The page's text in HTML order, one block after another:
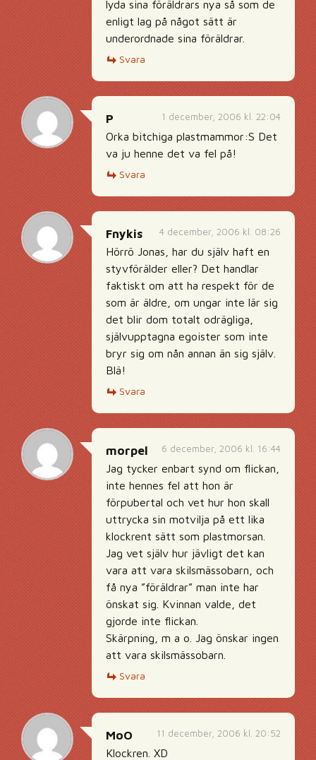
lyda sina föräldrars nya så som de
enligt lag på något sätt är
underordnade sina föräldrar.
Svara
1 december, 2006 kl. 22:04
P
Orka bitchiga plastmammor:S Det
va ju henne det va fel på!
Svara
4 december, 2006 kl. 08:26
Fnykis
Hörrö Jonas, har du själv haft en
styvförälder eller? Det handlar
faktiskt om att ha respekt för de
som är äldre, om ungar inte lär sig
det blir dom totalt odrägliga,
självupptagna egoister som inte
bryr sig om nån annan än sig själv.
Blä!
Svara
6 december, 2006 kl. 16:44
morpel
Jag tycker enbart synd om flickan,
inte hennes fel att hon är
förpubertal och vet hur hon skall
uttrycka sin motvilja på ett lika
klockrent sätt som plastmorsan.
Jag vet själv hur jävligt det kan
vara att vara skilsmässobarn, och
få nya ”föräldrar” man inte har
önskat sig. Kvinnan valde, det
gjorde inte flickan.
Skärpning, m a o. Jag önskar ingen
att vara skilsmässobarn.
Svara
11 december, 2006 kl. 20:52
MoO
Klockren. XD